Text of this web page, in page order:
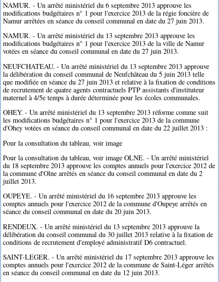
NAMUR. - Un arrêté ministériel du 6 septembre 2013 approuve les
modifications budgétaires n° 1 pour l'exercice 2013 de la régie foncière de
Namur arrêtées en séance du conseil communal en date du 27 juin 2013.
NAMUR. - Un arrêté ministériel du 13 septembre 2013 approuve les
modifications budgétaires n° 1 pour l'exercice 2013 de la ville de Namur
votées en séance du conseil communal en date du 27 juin 2013.
NEUFCHATEAU. - Un arrêté ministériel du 13 septembre 2013 approuve
la délibération du conseil communal de Neufchâteau du 5 juin 2013 telle
que modifiée en séance du 27 juin 2013 et relative à la fixation de conditions
de recrutement de quatre agents contractuels PTP assistants d'instituteur
maternel à 4/5e temps à durée déterminée pour les écoles communales.
OHEY. - Un arrêté ministériel du 13 septembre 2013 réforme comme suit
les modifications budgétaires n° 1 pour l'exercice 2013 de la commune
d'Ohey votées en séance du conseil communal en date du 22 juillet 2013 :
Pour la consultation du tableau, voir image
Pour la consultation du tableau, voir image OLNE. - Un arrêté ministériel
du 18 septembre 2013 approuve les comptes annuels pour l'exercice 2012 de
la commune d'Olne arrêtés en séance du conseil communal en date du 2
juillet 2013.
OUPEYE. - Un arrêté ministériel du 16 septembre 2013 approuve les
comptes annuels pour l'exercice 2012 de la commune d'Oupeye arrêtés en
séance du conseil communal en date du 20 juin 2013.
RENDEUX. - Un arrêté ministériel du 13 septembre 2013 approuve la
délibération du conseil communal du 30 juillet 2013 relative à la fixation de
conditions de recrutement d'employé administratif D6 contractuel.
SAINT-LEGER. - Un arrêté ministériel du 17 septembre 2013 approuve les
comptes annuels pour l'exercice 2012 de la commune de Saint-Léger arrêtés
en séance du conseil communal en date du 12 juin 2013.